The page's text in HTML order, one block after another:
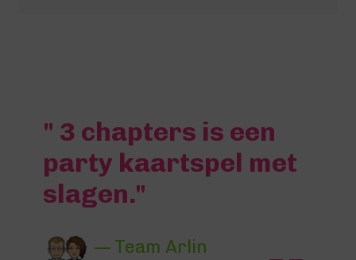
" 3 chapters is een
party kaartspel met
slagen."
— Team Arlin